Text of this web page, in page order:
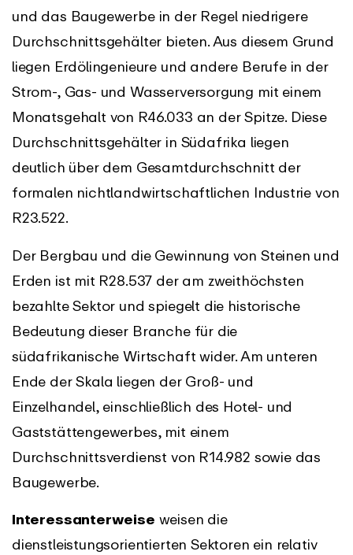
und das Baugewerbe in der Regel niedrigere
Durchschnittsgehälter bieten. Aus diesem Grund
liegen Erdölingenieure und andere Berufe in der
Strom-, Gas- und Wasserversorgung mit einem
Monatsgehalt von R46.033 an der Spitze. Diese
Durchschnittsgehälter in Südafrika liegen
deutlich über dem Gesamtdurchschnitt der
formalen nichtlandwirtschaftlichen Industrie von
R23.522.
Der Bergbau und die Gewinnung von Steinen und
Erden ist mit R28.537 der am zweithöchsten
bezahlte Sektor und spiegelt die historische
Bedeutung dieser Branche für die
südafrikanische Wirtschaft wider. Am unteren
Ende der Skala liegen der Groß- und
Einzelhandel, einschließlich des Hotel- und
Gaststättengewerbes, mit einem
Durchschnittsverdienst von R14.982 sowie das
Baugewerbe.
Interessanterweise weisen die
dienstleistungsorientierten Sektoren ein relativ